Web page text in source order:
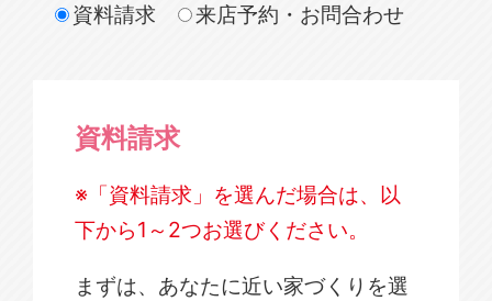
資料請求
来店予約・お問合わせ
資料請求
※「資料請求」を選んだ場合は、以
下から1～2つお選びください。
まずは、あなたに近い家づくりを選